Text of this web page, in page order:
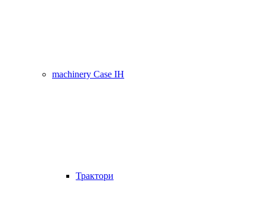
machinery Case IH
Трактори